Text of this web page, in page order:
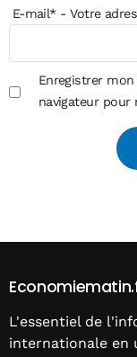
E-mail*- Votre
Enregistrer
navigateur pour
L'essentiel de
internationale en